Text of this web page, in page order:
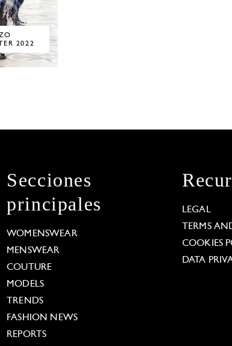
2022
Secciones
principales
WOMENSWEAR
MENSWEAR
COUTURE
MODELS
TRENDS
FASHION NEWS
REPORTS
LEGAL
TERMS
COOKIES
DATA